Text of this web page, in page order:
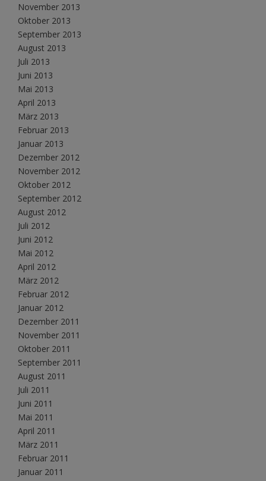
November 2013
Oktober 2013
September 2013
August 2013
Juli 2013
Juni 2013
Mai 2013
April 2013
März 2013
Februar 2013
Januar 2013
Dezember 2012
November 2012
Oktober 2012
September 2012
August 2012
Juli 2012
Juni 2012
Mai 2012
April 2012
März 2012
Februar 2012
Januar 2012
Dezember 2011
November 2011
Oktober 2011
September 2011
August 2011
Juli 2011
Juni 2011
Mai 2011
April 2011
März 2011
Februar 2011
Januar 2011